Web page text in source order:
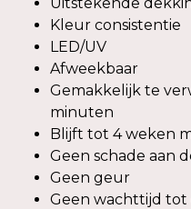
Kleur consistentie
LED/UV
Afweekbaar
Gemakkelijk te
minuten
Blijft tot 4 weken
Geen schade aan
Geen geur
Geen wachttijd tot